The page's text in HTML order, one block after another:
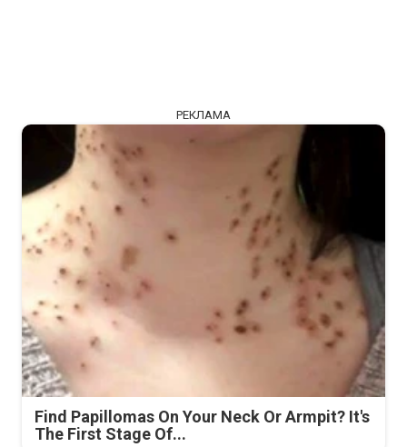
РЕКЛАМА
Find Papillomas On Your Neck Or Armpit? It's
The First Stage Of...